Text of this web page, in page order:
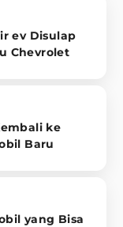
ev Disulap
Chevrolet
ke
Baru
yang Bisa